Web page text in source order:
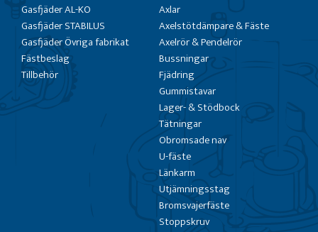
Gasfjäder AL-KO
Gasfjäder STABILUS
Gasfjäder Övriga fabrikat
Fästbeslag
Tillbehör
Axlar
Axelstötdämpare & Fäste
Axelrör & Pendelrör
Bussningar
Fjädring
Gummistavar
Lager- & Stödbock
Tätningar
Obromsade nav
U-fäste
Länkarm
Utjämningsstag
Bromsvajerfäste
Stoppskruv